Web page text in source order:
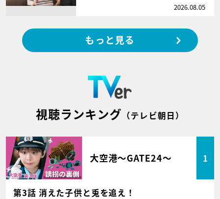
2026.08.05
もっと見る
視聴ランキング （テレビ朝日）
大空港～GATE24～ 1
第3話 消えた子供と兎を追え！